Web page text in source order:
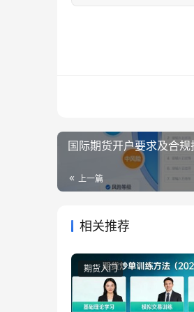
国际期货开户要求及合规
上一篇
相关推荐
期货入门